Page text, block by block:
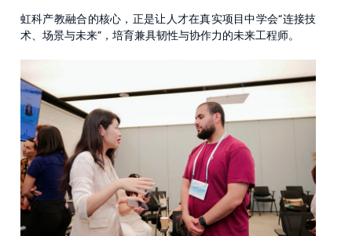
虹科产教融合的核心，正是让人才在真实项目中学会“连接技
术、场景与未来”，培育兼具韧性与协作力的未来工程师。